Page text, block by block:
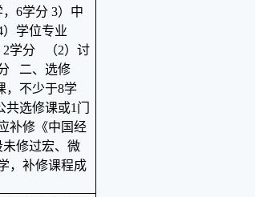
6学分 3）中
）学位专业
2学分 （2）讨
二、选修
，不少于8学
共选修课或1 门
补修《中国经
修过宏、微
，补修课程成